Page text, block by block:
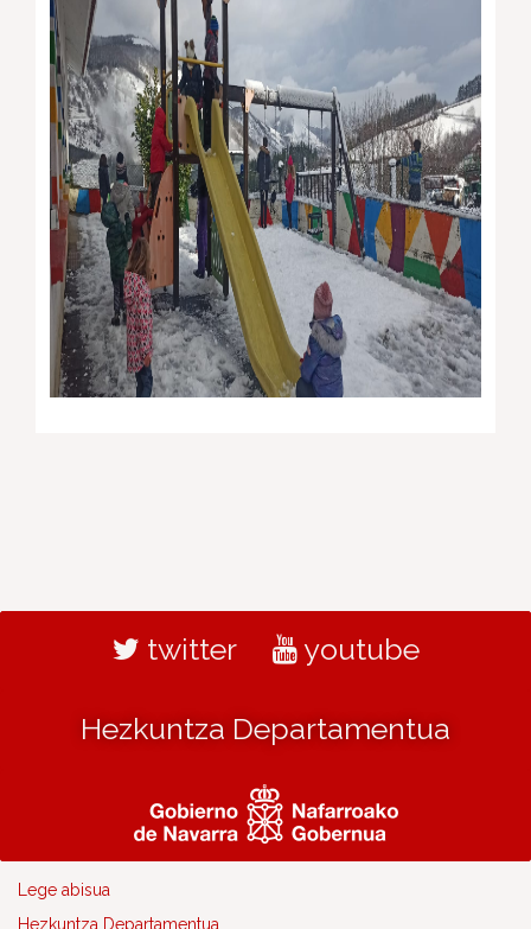
twitter youtube
Hezkuntza Departamentua
Lege abisua
Hezkuntza Departamentua